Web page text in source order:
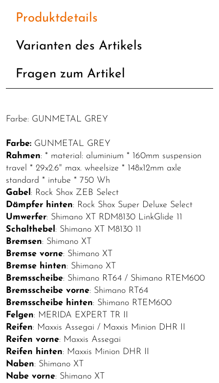
Produktdetails
Varianten des Artikels
Fragen zum Artikel
Farbe: GUNMETAL GREY
Farbe: GUNMETAL GREY
Rahmen: * material: aluminium * 160mm suspension
travel * 29x2.6" max. wheelsize * 148x12mm axle
standard * intube * 750 Wh
Gabel: Rock Shox ZEB Select
Dämpfer hinten: Rock Shox Super Deluxe Select
Umwerfer: Shimano XT RDM8130 LinkGlide 11
Schalthebel: Shimano XT M8130 11
Bremsen: Shimano XT
Bremse vorne: Shimano XT
Bremse hinten: Shimano XT
Bremsscheibe: Shimano RT64 / Shimano RTEM600
Bremsscheibe vorne: Shimano RT64
Bremsscheibe hinten: Shimano RTEM600
Felgen: MERIDA EXPERT TR II
Reifen: Maxxis Assegai / Maxxis Minion DHR II
Reifen vorne: Maxxis Assegai
Reifen hinten: Maxxis Minion DHR II
Naben: Shimano XT
Nabe vorne: Shimano XT